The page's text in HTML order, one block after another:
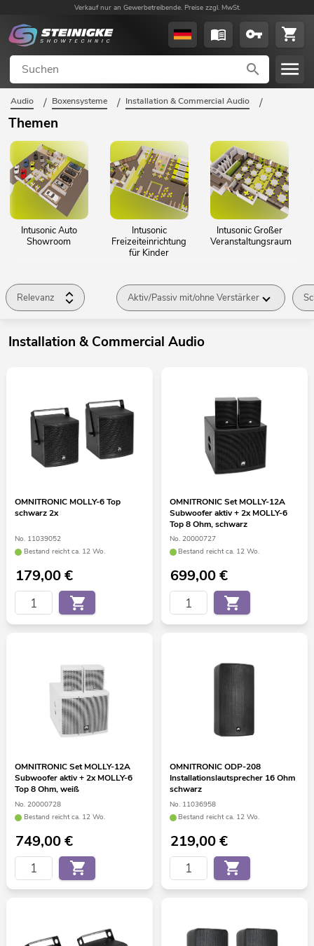
Verkauf nur an Gewerbetreibende. Preise zzgl. MwSt.
Audio / Boxensysteme / Installation & Commercial Audio /
Themen
Intusonic Auto
Showroom
Intusonic
Freizeiteinrichtung
für Kinder
Intusonic Großer
Veranstaltungsraum
Relevanz Aktiv/Passiv mit/ohne Verstärker
Installation & Commercial Audio
OMNITRONIC MOLLY-6 Top
schwarz 2x
No. 11039052
Bestand reicht ca. 12 Wo.
179,00€
OMNITRONIC Set MOLLY-12A
Subwoofer aktiv + 2x MOLLY-6
Top 8 Ohm, schwarz
No. 20000727
Bestand reicht ca. 12 Wo.
699,00€
OMNITRONIC Set MOLLY-12A
Subwoofer aktiv + 2x MOLLY-6
Top 8 Ohm, weiß
No. 20000728
Bestand reicht ca. 12 Wo.
749,00€
OMNITRONIC ODP-208
Installationslautsprecher 16 Ohm
schwarz
No. 11036958
Bestand reicht ca. 12 Wo.
219,00€